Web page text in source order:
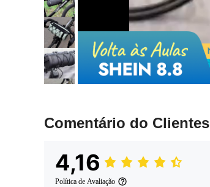
Comentário do Clientes
4,16
Política de Avaliação